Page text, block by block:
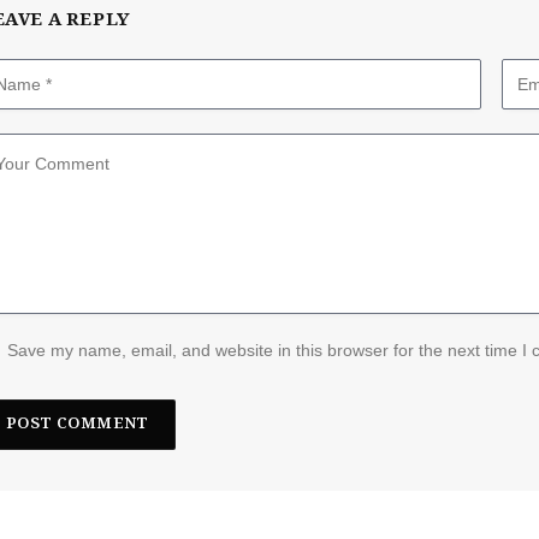
A REPLY
Save my name, email, and website in this browser for the next time I